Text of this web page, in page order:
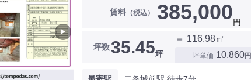
▶
賃料（税込） 385,000円
坪数35.45坪
＝ 116.98㎡
坪単価 10,860円